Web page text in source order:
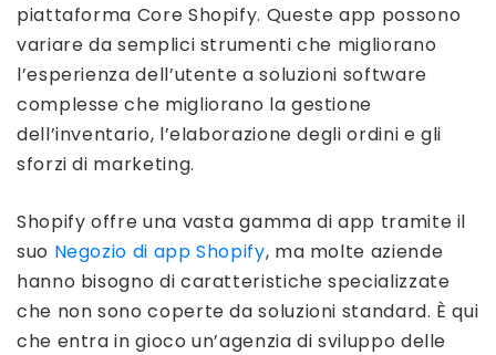
piattaforma Core Shopify. Queste app possono
variare da semplici strumenti che migliorano
l’esperienza dell’utente a soluzioni software
complesse che migliorano la gestione
dell’inventario, l’elaborazione degli ordini e gli
sforzi di marketing.
Shopify offre una vasta gamma di app tramite il
suo Negozio di app Shopify, ma molte aziende
hanno bisogno di caratteristiche specializzate
che non sono coperte da soluzioni standard. È qui
che entra in gioco un’agenzia di sviluppo delle